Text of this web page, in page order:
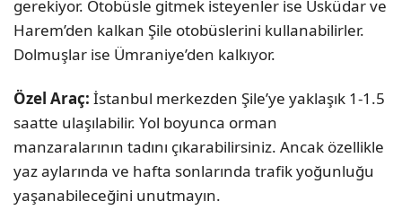
gerekiyor. Otobüsle gitmek isteyenler ise Üsküdar ve
Harem’den kalkan Şile otobüslerini kullanabilirler.
Dolmuşlar ise Ümraniye’den kalkıyor.
Özel Araç: İstanbul merkezden Şile’ye yaklaşık 1-1.5
saatte ulaşılabilir. Yol boyunca orman
manzaralarının tadını çıkarabilirsiniz. Ancak özellikle
yaz aylarında ve hafta sonlarında trafik yoğunluğu
yaşanabileceğini unutmayın.